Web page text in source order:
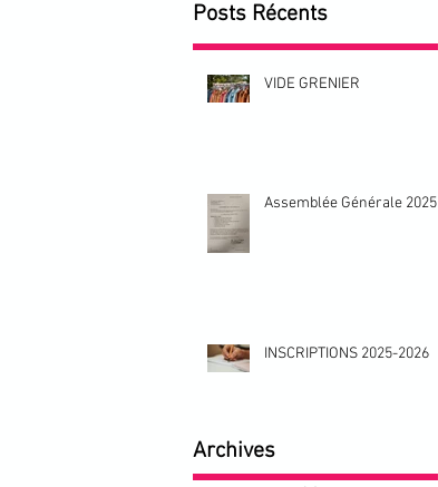
Posts Récents
VIDE GRENIER
Assemblée Générale 2025
INSCRIPTIONS 2025-2026
Archives